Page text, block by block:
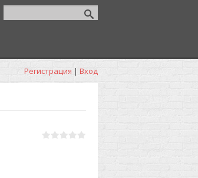
Регистрация | Вход